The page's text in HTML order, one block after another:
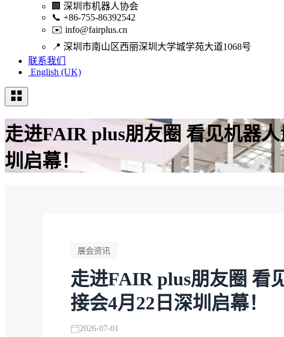
🏢 深圳市机器人协会
📞 +86-755-86392542
✉️ info@fairplus.cn
📍 深圳市南山区西丽深圳大学城学苑大道1068号
联系我们
English (UK)
走进FAIR plus朋友圈 看见机器
圳启幕！
展会资讯
走进FAIR plus朋友圈 看
接会4月22日深圳启幕！
2026-07-01